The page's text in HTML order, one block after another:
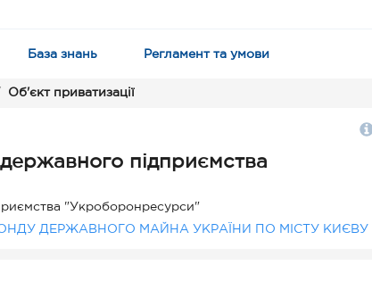
База знань Регламент та умови
Об'єкт приватизації
підприємства
"Укроборонресурси"
ДЕРЖАВНОГО МАЙНА УКРАЇНИ ПО МІСТУ КИЄВУ